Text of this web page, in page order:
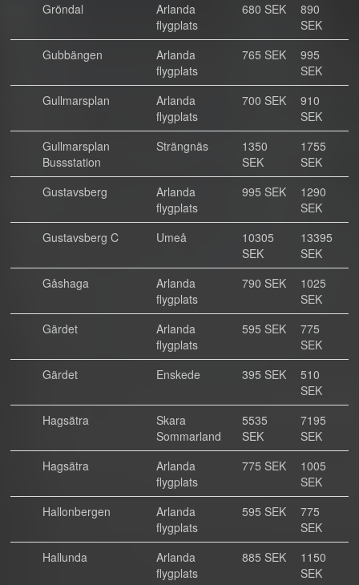
Gröndal
Arlanda
flygplats
680 SEK
890
SEK
Gubbängen
Arlanda
flygplats
765 SEK
995
SEK
Gullmarsplan
Arlanda
flygplats
700 SEK
910
SEK
Gullmarsplan
Bussstation
Strängnäs
1350
SEK
1755
SEK
Gustavsberg
Arlanda
flygplats
995 SEK
1290
SEK
Gustavsberg C
Umeå
10305
SEK
13395
SEK
Gåshaga
Arlanda
flygplats
790 SEK
1025
SEK
Gärdet
Arlanda
flygplats
595 SEK
775
SEK
Gärdet
Enskede 395 SEK
510
SEK
Hagsätra
Skara
Sommarland
5535
SEK
7195
SEK
Hagsätra
Arlanda
flygplats
775 SEK
1005
SEK
Hallonbergen
Arlanda
flygplats
595 SEK
775
SEK
Hallunda
Arlanda
flygplats
885 SEK
1150
SEK